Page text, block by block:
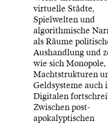
virtuelle Städte,
Spielwelten und
algorithmische
als Räume
Aushandlung und
wie sich Monopole,
Machtstrukturen
Geldsysteme auch
Digitalen
Zwischen post-
apokalyptischen